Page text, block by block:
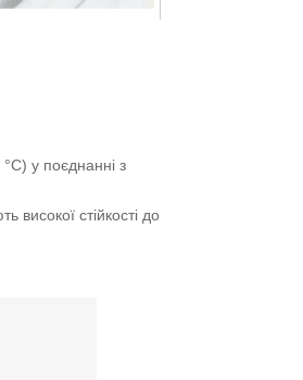
у поєднанні з
високої стійкості до